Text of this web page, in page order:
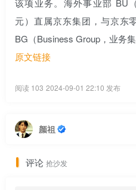
该项业务。海外事业部 BU
元）直属京东集团，与京东
BG（Business Group，业务
原文链接
阅读 103 2024-09-01 22:10 发布
颜祖
评论 抢沙发